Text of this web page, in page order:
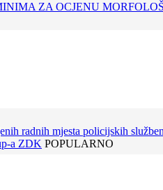
ZA OCJENU
radnih mjesta policijskih
a ZDK POPULARNO